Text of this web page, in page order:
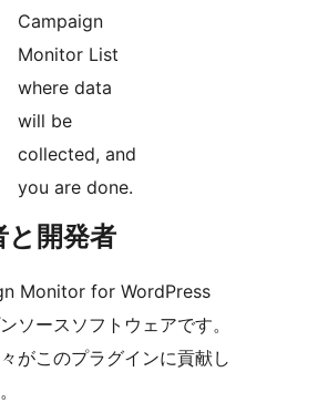
Campaign
Monitor List
where data
will be
collected, and
you are done.
と開発者
Monitor for WordPress
ソースソフトウェアです。
がこのプラグインに貢献し